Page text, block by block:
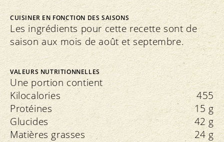
CUISINER EN FONCTION DES SAISONS
Les ingrédients pour cette recette sont de
saison aux mois de août et septembre.
VALEURS NUTRITIONNELLES
Une portion contient
Kilocalories
455
Protéines
15 g
Glucides
42 g
Matières grasses
24 g